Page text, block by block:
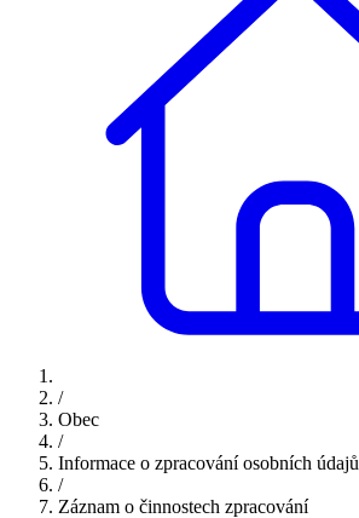
/
Obec
/
Informace o zpracování osobních údajů
/
Záznam o činnostech zpracování